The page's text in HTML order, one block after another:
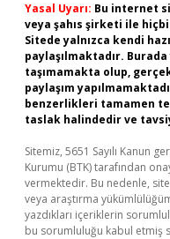
Yasal Uyarı: Bu internet
veya şahıs şirketi ile
Sitede yalnızca kendi
paylaşılmaktadır.
taşımamakta olup,
paylaşım
benzerlikleri tamamen
taslak halindedir ve
Sitemiz, 5651 Sayılı Kanun
Kurumu (BTK) tarafından
vermektedir. Bu nedenle,
veya araştırma
yazdıkları içeriklerin
bu sorumluluğu kabul etmiş